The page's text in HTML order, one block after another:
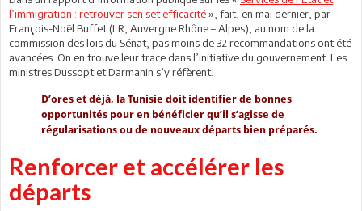
l’immigration : retrouver sen set efficacité», fait, en mai dernier, par
François-Noël Buffet (LR, Auvergne Rhône – Alpes), au nom de la
commission des lois du Sénat, pas moins de 32 recommandations ont été
avancées. On en trouve leur trace dans l’initiative du gouvernement. Les
ministres Dussopt et Darmanin s’y réfèrent.
D’ores et déjà, la Tunisie doit identifier de bonnes
opportunités pour en bénéficier qu’il s’agisse de
régularisations ou de nouveaux départs bien préparés.
Renforcer et accélérer les
départs